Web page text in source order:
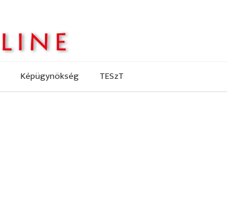
Képügynökség TESzT